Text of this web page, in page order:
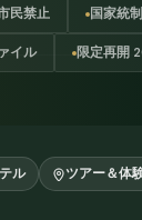
民禁止 国家統
イル 限定再開
ル ツアー＆体